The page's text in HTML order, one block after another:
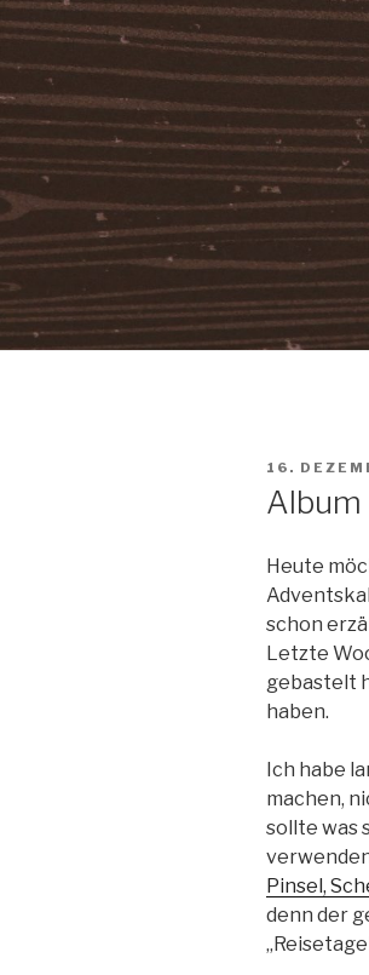
16.
Album
Heute
schon
Letzte
gebastelt
haben.
Ich habe
machen,
sollte was
Pinsel,
denn der